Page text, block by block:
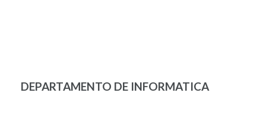
DEPARTAMENTO DE INFORMATICA